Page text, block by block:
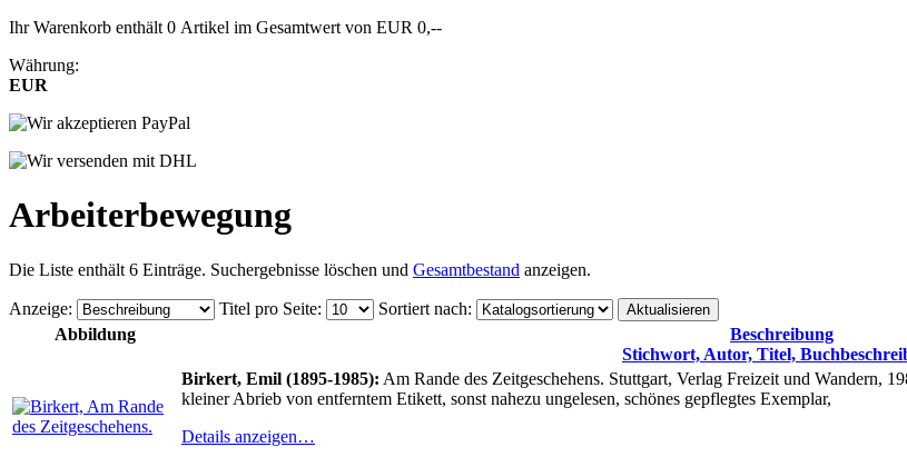
Ihr Warenkorb enthält 0 Artikel im Gesamtwert von EUR 0,--
Währung:
EUR
Arbeiterbewegung
Die Liste enthält 6 Einträge. Suchergebnisse löschen und Gesamtbestand anzeigen.
Anzeige: Titel pro Seite: Sortiert nach:
Abbildung
Beschreibung
Stichwort, Autor, Titel,
Birkert, Emil (1895-1985): Am Rande des Zeitgeschehens. Stuttgart, Verlag Freizeit und Wandern,
kleiner Abrieb von entferntem Etikett, sonst nahezu ungelesen, schönes gepflegtes Exemplar,
Details anzeigen…